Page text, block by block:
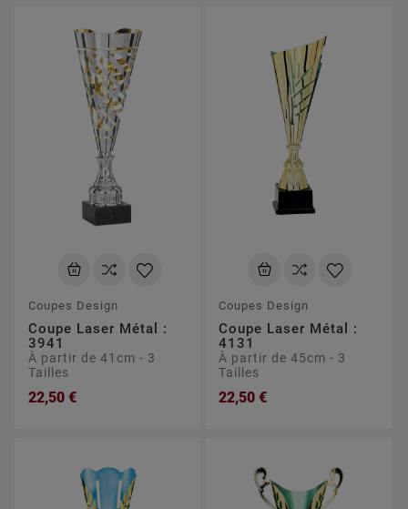
Coupes Design
Coupe Laser Métal :
3941
À partir de 41cm - 3
Tailles
22,50 €
Coupes Design
Coupe Laser Métal :
4131
À partir de 45cm - 3
Tailles
22,50 €